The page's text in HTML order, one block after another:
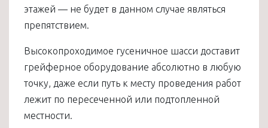
этажей — не будет в данном случае являться
препятствием.
Высокопроходимое гусеничное шасси доставит
грейферное оборудование абсолютно в любую
точку, даже если путь к месту проведения работ
лежит по пересеченной или подтопленной
местности.